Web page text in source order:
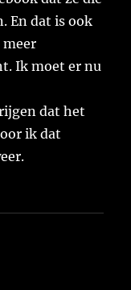
En dat is ook
Ik moet er nu
dat het
ik dat